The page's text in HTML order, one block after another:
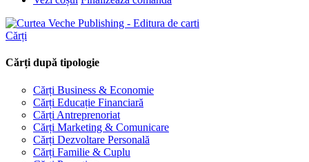
Cărți
Cărți după tipologie
Cărți Business & Economie
Cărți Educație Financiară
Cărți Antreprenoriat
Cărți Marketing & Comunicare
Cărți Dezvoltare Personală
Cărți Familie & Cuplu